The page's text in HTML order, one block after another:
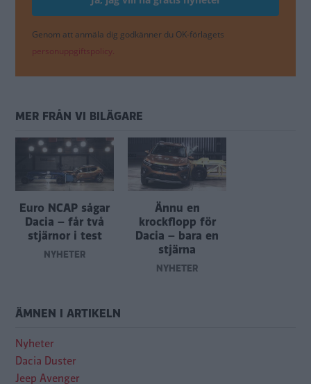
Genom att anmäla dig godkänner du OK-förlagets
personuppgiftspolicy.
MER FRÅN VI BILÄGARE
Euro NCAP sågar
Dacia – får två
stjärnor i test
NYHETER
Ännu en
krockflopp för
Dacia – bara en
stjärna
NYHETER
ÄMNEN I ARTIKELN
Nyheter
Dacia Duster
Jeep Avenger